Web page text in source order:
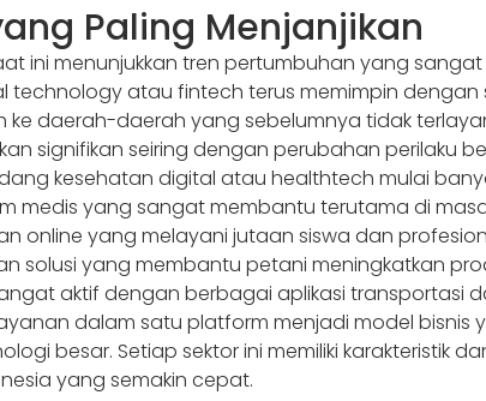
Paling Menjanjikan
ini menunjukkan tren pertumbuhan yang
technology atau fintech terus memimpin
daerah-daerah yang sebelumnya tidak
signifikan seiring dengan perubahan perilaku
kesehatan digital atau healthtech mulai
medis yang sangat membantu terutama di
online yang melayani jutaan siswa dan
solusi yang membantu petani meningkatkan
aktif dengan berbagai aplikasi transportasi
dalam satu platform menjadi model bisnis
besar. Setiap sektor ini memiliki karakteristik
yang semakin cepat.